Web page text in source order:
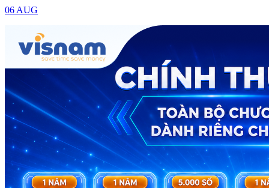
06 AUG